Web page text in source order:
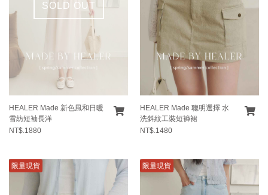
SOLD OUT
HEALER Made 新色風和日暖
雪紡短袖長洋
NT$.1880
HEALER Made 聰明選擇 水
洗斜紋工裝短褲裙
NT$.1480
限量現貨 限量現貨